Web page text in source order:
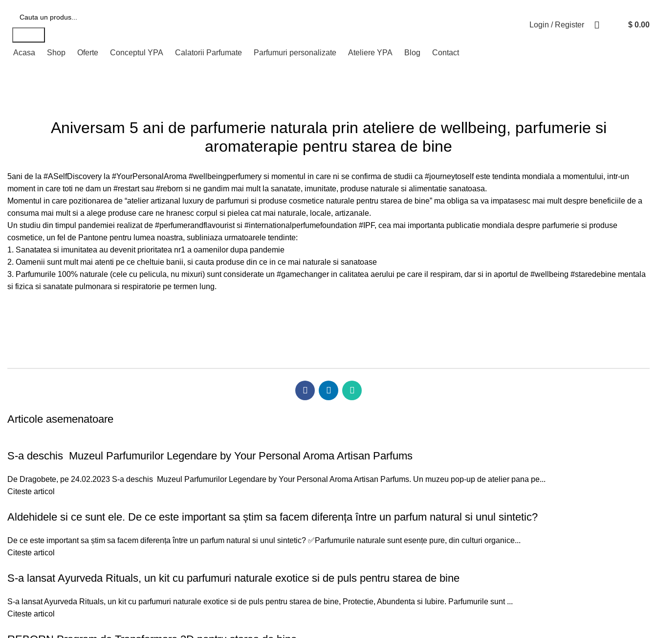
Login / Register $ 0.00
Acasa Shop Oferte Conceptul YPA Calatorii Parfumate Parfumuri personalizate Ateliere YPA Blog Contact
Aniversam 5 ani de parfumerie naturala prin ateliere de wellbeing, parfumerie si
aromaterapie pentru starea de bine
5ani de la #ASelfDiscovery la #YourPersonalAroma #wellbeingperfumery si momentul in care ni se confirma de studii ca #journeytoselfeste tendinta mondiala a momentului, intr-un
moment in care toti ne dam un #restartsau #reborn si ne gandim mai mult la sanatate, imunitate, produse naturale si alimentatie sanatoasa.
Momentul in care pozitionarea de “atelier artizanal luxury de parfumuri si produse cosmetice naturale pentru starea de bine” ma obliga sa va impatasesc mai mult despre beneficiile de a
consuma mai mult si a alege produse care ne hranesc corpul si pielea cat mai naturale, locale, artizanale.
Un studiu din timpul pandemiei realizat de #perfumerandflavouristsi #internationalperfumefoundation #IPF, cea mai importanta publicatie mondiala despre parfumerie si produse
cosmetice, un fel de Pantone pentru lumea noastra, subliniaza urmatoarele tendinte:
1. Sanatatea si imunitatea au devenit prioritatea nr1 a oamenilor dupa pandemie
2. Oamenii sunt mult mai atenti pe ce cheltuie banii, si cauta produse din ce in ce mai naturale si sanatoase
3. Parfumurile 100% naturale (cele cu pelicula, nu mixuri) sunt considerate un #gamechanger in calitatea aerului pe care il respiram, dar si in aportul de #wellbeing #staredebine mentala
si fizica si sanatate pulmonara si respiratorie pe termen lung.
Articole asemenatoare
S-a deschis Muzeul Parfumurilor Legendare by Your Personal Aroma Artisan Parfums
De Dragobete, pe 24.02.2023 S-a deschis Muzeul Parfumurilor Legendare by Your Personal Aroma Artisan Parfums. Un muzeu pop-up de atelier pana pe...
Citeste articol
Aldehidele si ce sunt ele. De ce este important sa știm sa facem diferența între un parfum natural si unul sintetic?
De ce este important sa știm sa facem diferența între un parfum natural si unul sintetic? ✅Parfumurile naturale sunt esențe pure, din culturi organice...
Citeste articol
S-a lansat Ayurveda Rituals, un kit cu parfumuri naturale exotice si de puls pentru starea de bine
S-a lansat Ayurveda Rituals, un kit cu parfumuri naturale exotice si de puls pentru starea de bine, Protectie, Abundenta si Iubire. Parfumurile sunt ...
Citeste articol